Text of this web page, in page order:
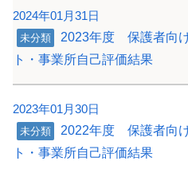
2024年01月31日
未分類
2023年度 保護者向
ト・事業所自己評価結果
2023年01月30日
未分類
2022年度 保護者向
ト・事業所自己評価結果